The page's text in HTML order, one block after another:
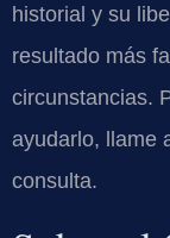
historial y su
resultado más
circunstancias.
ayudarlo, llame
consulta.